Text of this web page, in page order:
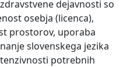
dejavnosti so
osebja (licenca),
prostorov, uporaba
slovenskega jezika
potrebnih